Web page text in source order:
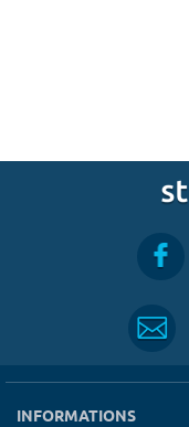
INFORMATIONS